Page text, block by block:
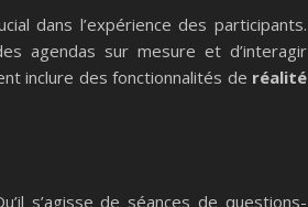
dans l’expérience des participants.
agendas sur mesure et d’interagir
inclure des fonctionnalités de réalité
s’agisse de séances de questions-